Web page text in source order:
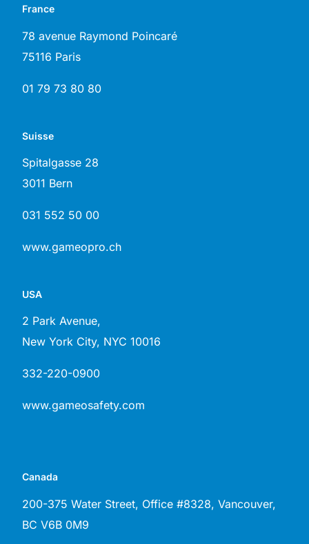
France
78 avenue Raymond Poincaré
75116 Paris
01 79 73 80 80
Suisse
Spitalgasse 28
3011 Bern
031 552 50 00
www.gameopro.ch
USA
2 Park Avenue,
New York City, NYC 10016
332-220-0900
www.gameosafety.com
Canada
200-375 Water Street, Office #8328, Vancouver,
ВС V6B 0M9